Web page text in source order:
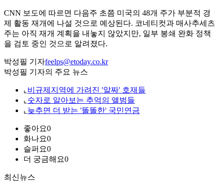
CNN 보도에 따르면 다음주 초쯤 미국의 48개 주가 부분적 경
제 활동 재개에 나설 것으로 예상된다. 코네티컷과 매사추세츠
주는 아직 재개 계획을 내놓지 않았지만, 일부 봉쇄 완화 정책
을 검토 중인 것으로 알려졌다.
박성필 기자feelps@etoday.co.kr
박성필 기자의 주요 뉴스
⌞ 비규제지역에 가려진 '알짜' 호재들
⌞ 숫자로 알아보는 추억의 앨범들
⌞ 늦추면 더 받는 '똘똘한' 국민연금
좋아요0
화나요0
슬퍼요0
더 궁금해요0
최신뉴스